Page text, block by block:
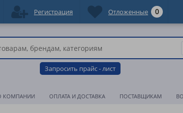
Запросить прайс - лист
КОМПАНИИ ОПЛАТА И ДОСТАВКА ПОСТАВЩИКАМ
Регистрация Отложенные 0